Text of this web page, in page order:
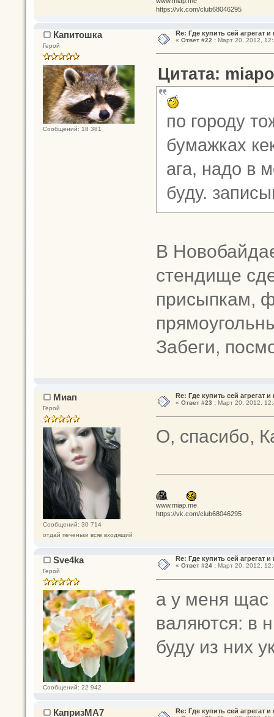
https://vk.com/club68046295
Капитошка
Герой
Сообщений: 18 381
Re: Где купить сей агрегат
« Ответ #22 :Март 20, 2012,
Цитата:
по городу
бумажках
ага, надо в
буду.
В
стендище
присыпкам,
Забеги,
Миап
Герой
Сообщений: 30 714
отдай печеньки всяк входящий
Re: Где купить сей агрегат
« Ответ #23 :Март 20, 2012,
О, спасибо,
www.miap.me
https://vk.com/club68046295
Sve4ka
Герой
Сообщений: 22 942
Re: Где купить сей агрегат
« Ответ #24 :Март 20, 2012,
а у меня щас
валяются: в
буду из них
КапризМА7 Re: Где купить сей агрегат